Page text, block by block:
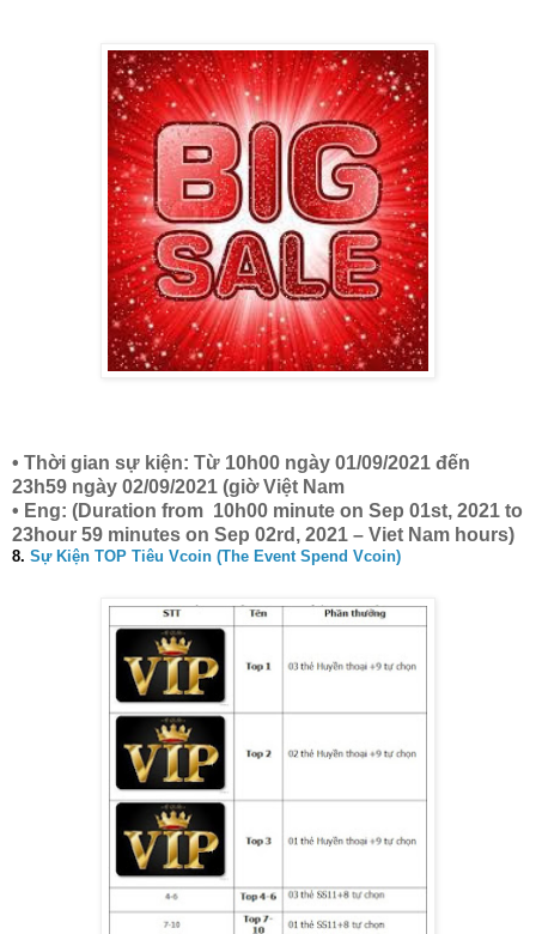
• Thời gian sự kiện: Từ 10h00 ngày 01/09/2021 đến
23h59 ngày 02/09/2021 (giờ Việt Nam
• Eng: (Duration from 10h00 minute on Sep 01st, 2021 to
23hour 59 minutes on Sep 02rd, 2021 – Viet Nam hours)
8. Sự Kiện TOP Tiêu Vcoin (The Event Spend Vcoin)